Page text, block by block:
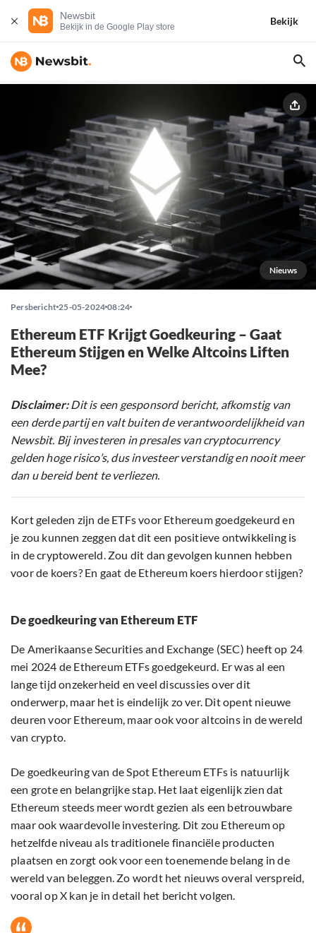
Newsbit
Bekijk in de Google Play store
Bekijk
Nieuws
Persbericht 25-05-2024 08:24
Ethereum ETF Krijgt Goedkeuring – Gaat
Ethereum Stijgen en Welke Altcoins Liften
Mee?
Disclaimer:Dit is een gesponsord bericht, afkomstig van
een derde partij en valt buiten de verantwoordelijkheid van
Newsbit. Bij investeren in presales van cryptocurrency
gelden hoge risico’s, dus investeer verstandig en nooit meer
dan u bereid bent te verliezen.
Kort geleden zijn de ETFs voor Ethereum goedgekeurd en
je zou kunnen zeggen dat dit een positieve ontwikkeling is
in de cryptowereld. Zou dit dan gevolgen kunnen hebben
voor de koers? En gaat de Ethereum koers hierdoor stijgen?
De goedkeuring van Ethereum ETF
De Amerikaanse Securities and Exchange (SEC) heeft op 24
mei 2024 de Ethereum ETFs goedgekeurd. Er was al een
lange tijd onzekerheid en veel discussies over dit
onderwerp, maar het is eindelijk zo ver. Dit opent nieuwe
deuren voor Ethereum, maar ook voor altcoins in de wereld
van crypto.
De goedkeuring van de Spot Ethereum ETFs is natuurlijk
een grote en belangrijke stap. Het laat eigenlijk zien dat
Ethereum steeds meer wordt gezien als een betrouwbare
maar ook waardevolle investering. Dit zou Ethereum op
hetzelfde niveau als traditionele financiële producten
plaatsen en zorgt ook voor een toenemende belang in de
wereld van beleggen. Zo wordt het nieuws overal verspreid,
vooral op X kan je in detail het bericht volgen.